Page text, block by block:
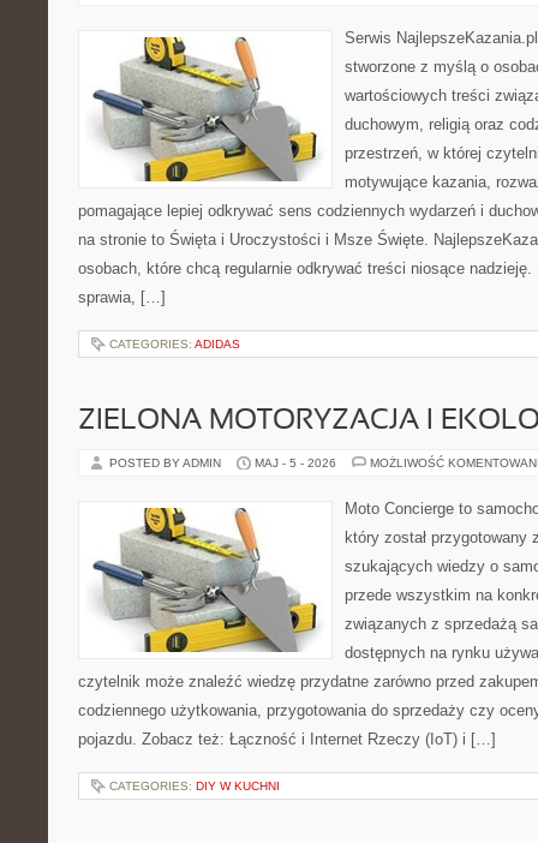
Serwis
stworzone z myślą o
wartościowych treści
duchowym, religią oraz
przestrzeń, w której
motywujące kazania,
pomagające lepiej odkrywać sens codziennych wydarzeń i
na stronie to Święta i Uroczystości i Msze Święte.
osobach, które chcą regularnie odkrywać treści niosące nadzieję.
sprawia, […]
CATEGORIES: ADIDAS
ZIELONA MOTORYZACJA I
POSTED BY ADMIN MAJ - 5 - 2026 MOŻLIWOŚĆ
Moto Concierge to
który został przygotowany
szukających wiedzy o
przede wszystkim na
związanych z sprzedażą
dostępnych na rynku
czytelnik może znaleźć wiedzę przydatne zarówno przed
codziennego użytkowania, przygotowania do sprzedaży czy
pojazdu. Zobacz też: Łączność i Internet Rzeczy (IoT) i […]
CATEGORIES: DIY W KUCHNI